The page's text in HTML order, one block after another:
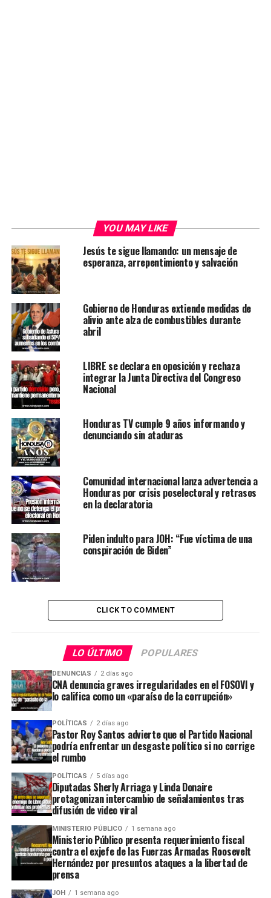
YOU MAY LIKE
Jesús te sigue llamando: un mensaje de
esperanza, arrepentimiento y salvación
Gobierno de Honduras extiende medidas de
alivio ante alza de combustibles durante
abril
LIBRE se declara en oposición y rechaza
integrar la Junta Directiva del Congreso
Nacional
Honduras TV cumple 9 años informando y
denunciando sin ataduras
Comunidad internacional lanza advertencia a
Honduras por crisis poselectoral y retrasos
en la declaratoria
Piden indulto para JOH: “Fue víctima de una
conspiración de Biden”
CLICK TO COMMENT
LO ÚLTIMO POPULARES
DENUNCIAS 2 días ago
CNA denuncia graves irregularidades en el FOSOVI y
lo califica como un «paraíso de la corrupción»
POLÍTICAS 2 días ago
Pastor Roy Santos advierte que el Partido Nacional
podría enfrentar un desgaste político si no corrige
el rumbo
POLÍTICAS 5 días ago
Diputadas Sherly Arriaga y Linda Donaire
protagonizan intercambio de señalamientos tras
difusión de video viral
MINISTERIO PÚBLICO 1 semana ago
Ministerio Público presenta requerimiento fiscal
contra el exjefe de las Fuerzas Armadas Roosevelt
Hernández por presuntos ataques a la libertad de
prensa
JOH 1 semana ago